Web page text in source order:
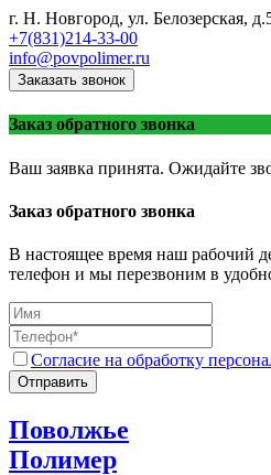
г. Н. Новгород, ул. Белозерская,
+7(831)214-33-00
info@povpolimer.ru
Заказать звонок
Заказ обратного звонка
Ваш заявка принята. Ожидайте
Заказ обратного звонка
В настоящее время наш рабочий
телефон и мы перезвоним в
Согласие на обработку
Отправить
Поволжье
Полимер